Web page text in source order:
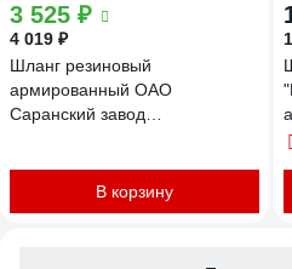
3 525 ₽
4 019 ₽
Шланг резиновый
армированный ОАО
Саранский завод
для отбойного молотка,
компрессора 25м СЗРТ 18-1,0-
В корзину